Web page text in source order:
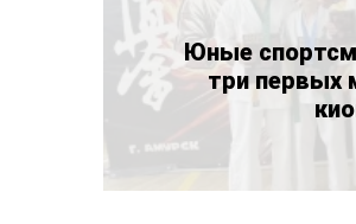
Юные
три первых